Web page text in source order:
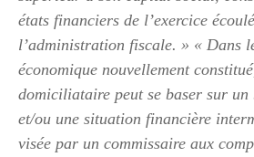
états financiers de l’exercice
l’administration fiscale. » « Dans
économique nouvellement
domiciliataire peut se baser sur un
et/ou une situation financière
visée par un commissaire aux